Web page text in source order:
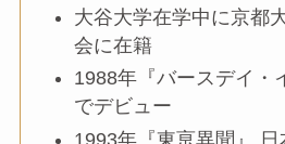
大谷大学在学中に京都
会に在籍
1988年『バースデイ・
でデビュー
1993年『東亰異聞』